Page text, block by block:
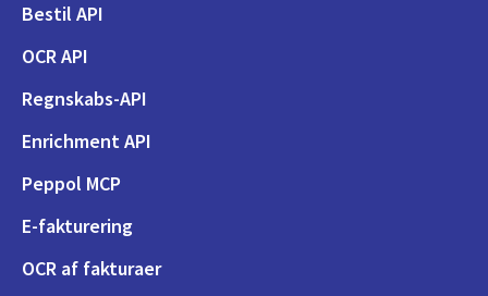
Bestil API
OCR API
Regnskabs-API
Enrichment API
Peppol MCP
E-fakturering
OCR af fakturaer